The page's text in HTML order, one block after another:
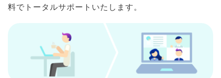
料でトータルサポートいたします。